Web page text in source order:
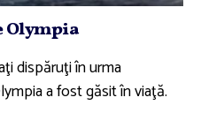
Olympia
dispăruţi în urma
a fost găsit în viaţă.